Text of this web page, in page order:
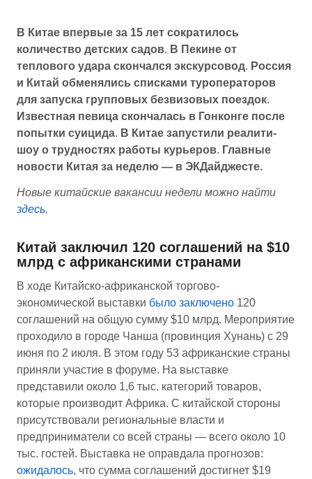
В Китае впервые за 15 лет сократилось
количество детских садов. В Пекине от
теплового удара скончался экскурсовод. Россия
и Китай обменялись списками туроператоров
для запуска групповых безвизовых поездок.
Известная певица скончалась в Гонконге после
попытки суицида. В Китае запустили реалити-
шоу о трудностях работы курьеров. Главные
новости Китая за неделю — в ЭКДайджесте.
Новые китайские вакансии недели можно найти
здесь.
Китай заключил 120 соглашений на $10
млрд с африканскими странами
В ходе Китайско-африканской торгово-
экономической выставки было заключено 120
соглашений на общую сумму $10 млрд. Мероприятие
проходило в городе Чанша (провинция Хунань) с 29
июня по 2 июля. В этом году 53 африканские страны
приняли участие в форуме. На выставке
представили около 1,6 тыс. категорий товаров,
которые производит Африка. С китайской стороны
присутствовали региональные власти и
предприниматели со всей страны — всего около 10
тыс. гостей. Выставка не оправдала прогнозов:
ожидалось, что сумма соглашений достигнет $19